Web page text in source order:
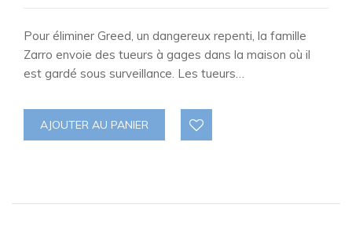
Pour éliminer Greed, un dangereux repenti, la famille
Zarro envoie des tueurs à gages dans la maison où il
est gardé sous surveillance. Les tueurs…
AJOUTER AU PANIER